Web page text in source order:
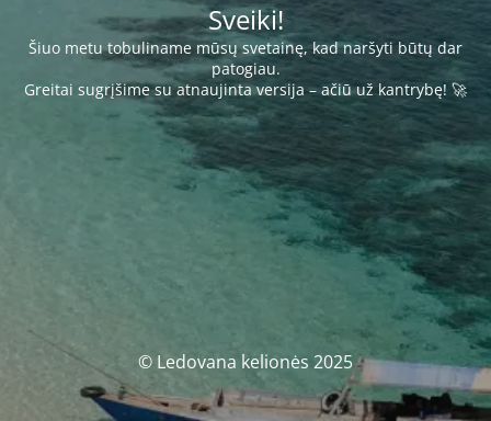
Sveiki!
Šiuo metu tobuliname mūsų svetainę, kad naršyti būtų dar
patogiau.
Greitai sugrįšime su atnaujinta versija – ačiū už kantrybę! 🚀
© Ledovana kelionės 2025